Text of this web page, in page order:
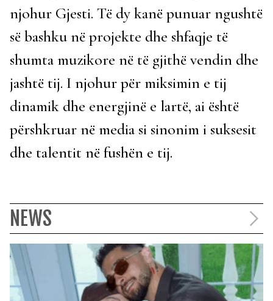
njohur Gjesti. Të dy kanë punuar ngushtë
së bashku në projekte dhe shfaqje të
shumta muzikore në të gjithë vendin dhe
jashtë tij. I njohur për miksimin e tij
dinamik dhe energjinë e lartë, ai është
përshkruar në media si sinonim i suksesit
dhe talentit në fushën e tij.
NEWS